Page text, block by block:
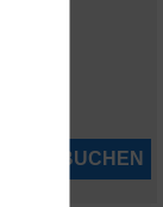
JETZT BUCHEN